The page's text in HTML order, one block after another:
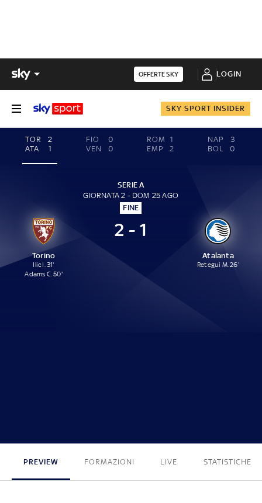
OFFERTE SKY LOGIN
SKY SPORT INSIDER
TOR
2
ATA
1
FIO
0
VEN
0
ROM
1
EMP
2
NAP
3
BOL
0
SERIE A
GIORNATA 2 - DOM 25 AGO
FINE
Torino
Ilic I. 31'
Adams C. 50'
2 - 1
Atalanta
Retegui M. 26'
PREVIEW FORMAZIONI LIVE STATISTICHE